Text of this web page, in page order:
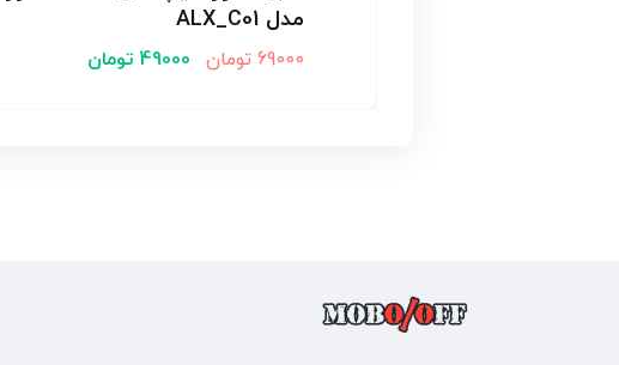
مدل ALX_C01
69000 تومان 49000 تومان